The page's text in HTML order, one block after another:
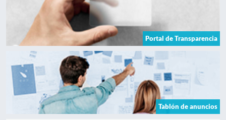
Portal de Transparencia
Tablón de anuncios